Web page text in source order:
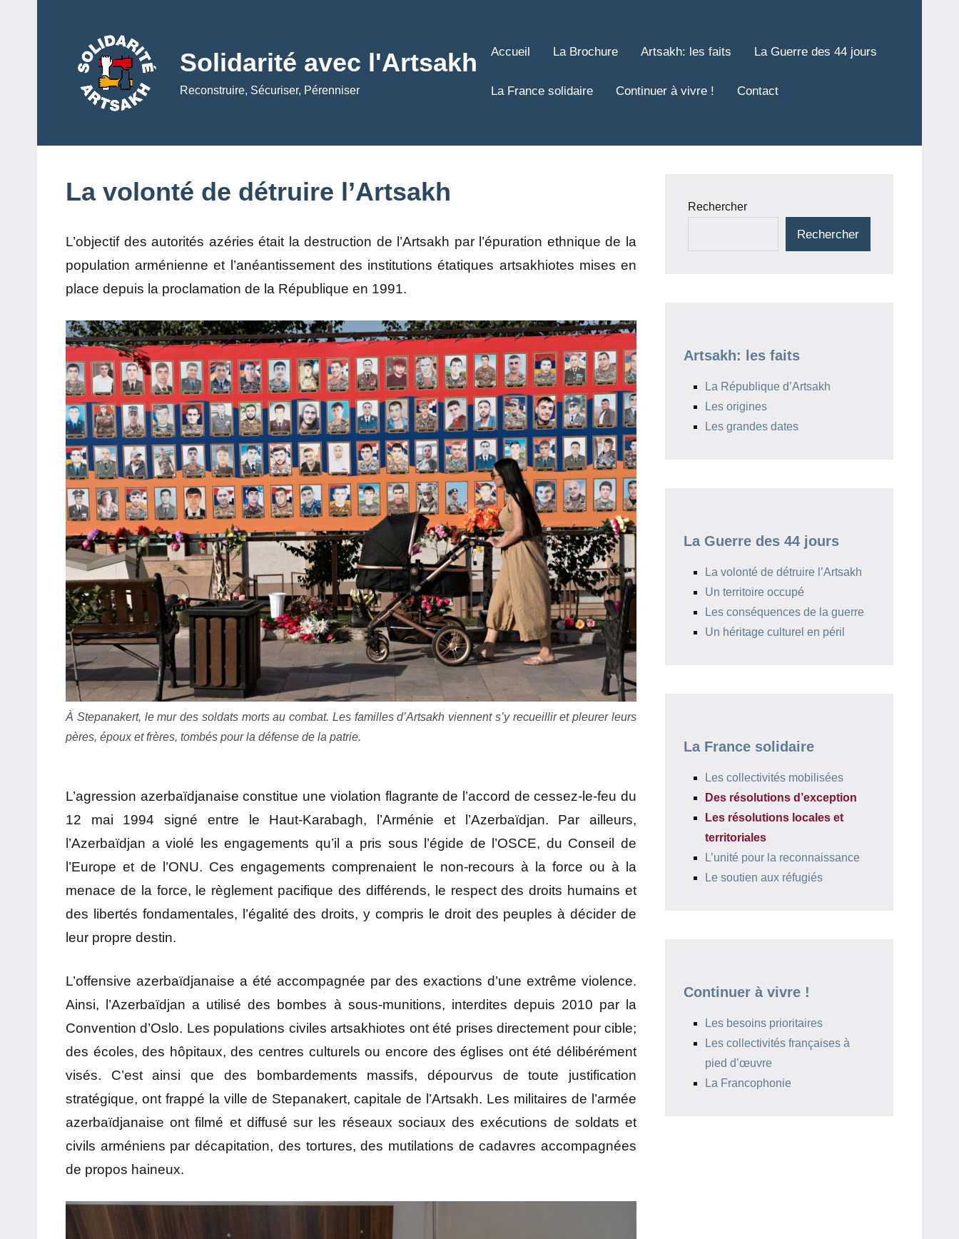
Solidarité avec l'Artsakh
Reconstruire, Sécuriser, Pérenniser
Accueil La Brochure Artsakh: les faits La Guerre des 44 jours
La France solidaire Continuer à vivre ! Contact
La volonté de détruire l’Artsakh
L’objectif des autorités azéries était la destruction de l’Artsakh par l’épuration ethnique de la
population arménienne et l’anéantissement des institutions étatiques artsakhiotes mises en
place depuis la proclamation de la République en 1991.
À Stepanakert, le mur des soldats morts au combat. Les familles d’Artsakh viennent s’y recueillir et pleurer leurs
pères, époux et frères, tombés pour la défense de la patrie.
L’agression azerbaïdjanaise constitue une violation flagrante de l’accord de cessez-le-feu du
12 mai 1994 signé entre le Haut-Karabagh, l’Arménie et l’Azerbaïdjan. Par ailleurs,
l’Azerbaïdjan a violé les engagements qu’il a pris sous l’égide de l’OSCE, du Conseil de
l’Europe et de l’ONU. Ces engagements comprenaient le non-recours à la force ou à la
menace de la force, le règlement pacifique des différends, le respect des droits humains et
des libertés fondamentales, l’égalité des droits, y compris le droit des peuples à décider de
leur propre destin.
L’offensive azerbaïdjanaise a été accompagnée par des exactions d’une extrême violence.
Ainsi, l’Azerbaïdjan a utilisé des bombes à sous-munitions, interdites depuis 2010 par la
Convention d’Oslo. Les populations civiles artsakhiotes ont été prises directement pour cible;
des écoles, des hôpitaux, des centres culturels ou encore des églises ont été délibérément
visés. C’est ainsi que des bombardements massifs, dépourvus de toute justification
stratégique, ont frappé la ville de Stepanakert, capitale de l’Artsakh. Les militaires de l’armée
azerbaïdjanaise ont filmé et diffusé sur les réseaux sociaux des exécutions de soldats et
civils arméniens par décapitation, des tortures, des mutilations de cadavres accompagnées
de propos haineux.
Rechercher
Rechercher
Artsakh: les faits
La République d’Artsakh
Les origines
Les grandes dates
La Guerre des 44 jours
La volonté de détruire l’Artsakh
Un territoire occupé
Les conséquences de la guerre
Un héritage culturel en péril
La France solidaire
Les collectivités mobilisées
Des résolutions d’exception
Les résolutions locales et
territoriales
L’unité pour la reconnaissance
Le soutien aux réfugiés
Continuer à vivre !
Les besoins prioritaires
Les collectivités françaises à
pied d’œuvre
La Francophonie